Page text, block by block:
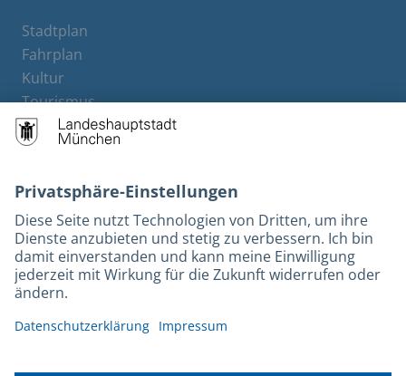
Stadtplan
Fahrplan
Kultur
Tourismus
M-Strom
Bürgerservice
Kontakt
Barrierefreiheit
Leichte Sprache
Gebärdensprache
Kontakt